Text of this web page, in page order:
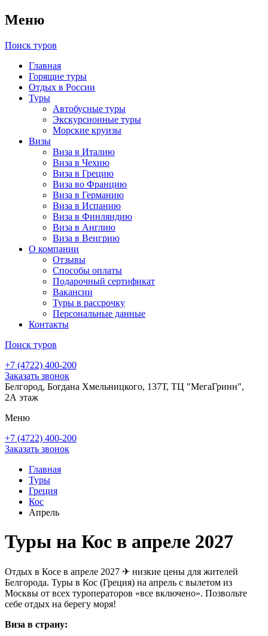
Меню
Поиск туров
Главная
Горящие туры
Отдых в России
Туры
Автобусные туры
Экскурсионные туры
Морские круизы
Визы
Виза в Италию
Виза в Чехию
Виза в Грецию
Виза во Францию
Виза в Германию
Виза в Испанию
Виза в Финляндию
Виза в Англию
Виза в Венгрию
О компании
Отзывы
Способы оплаты
Подарочный сертификат
Вакансии
Туры в рассрочку
Персональные данные
Контакты
Поиск туров
+7 (4722) 400-200
Заказать звонок
Белгород, Богдана Хмельницкого, 137Т, ТЦ "МегаГринн",
2А этаж
Меню
+7 (4722) 400-200
Заказать звонок
Главная
Туры
Греция
Кос
Апрель
Туры на Кос в апреле 2027
Отдых в Косе в апреле 2027 ✈ низкие цены для жителей
Белгорода. Туры в Кос (Греция) на апрель с вылетом из
Москвы от всех туроператоров «все включено». Позвольте
себе отдых на берегу моря!
Виза в страну: